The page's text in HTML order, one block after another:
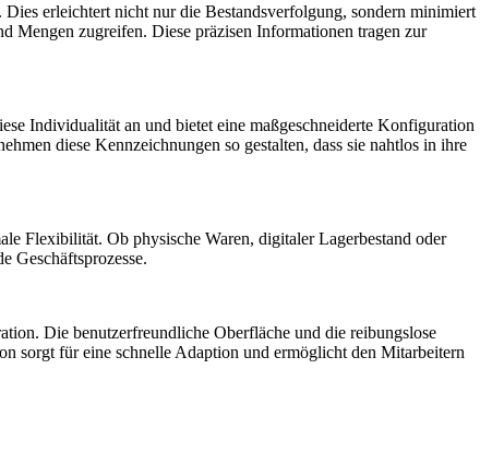
erleichtert nicht nur die Bestandsverfolgung, sondern minimiert
Mengen zugreifen. Diese präzisen Informationen tragen zur
Individualität an und bietet eine maßgeschneiderte Konfiguration
diese Kennzeichnungen so gestalten, dass sie nahtlos in ihre
Flexibilität. Ob physische Waren, digitaler Lagerbestand oder
Geschäftsprozesse.
Die benutzerfreundliche Oberfläche und die reibungslose
sorgt für eine schnelle Adaption und ermöglicht den Mitarbeitern